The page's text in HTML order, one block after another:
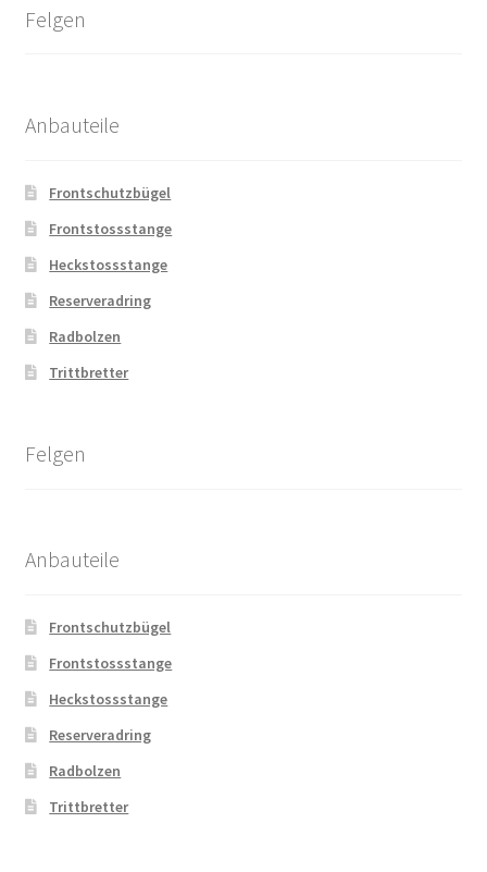
Felgen
Anbauteile
Frontschutzbügel
Frontstossstange
Heckstossstange
Reserveradring
Radbolzen
Trittbretter
Felgen
Anbauteile
Frontschutzbügel
Frontstossstange
Heckstossstange
Reserveradring
Radbolzen
Trittbretter